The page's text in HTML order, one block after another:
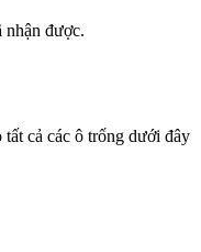
nhận được.
cả các ô trống dưới đây